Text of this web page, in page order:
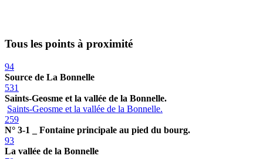
Tous les points à proximité
94
Source de La Bonnelle
531
Saints-Geosme et la vallée de la Bonnelle.
Saints-Geosme et la vallée de la Bonnelle.
259
N° 3-1 _ Fontaine principale au pied du bourg.
93
La vallée de la Bonnelle